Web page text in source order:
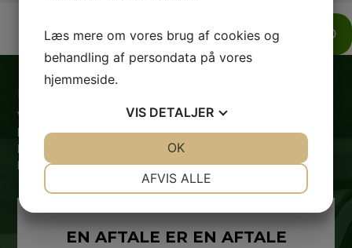
SEND
Vi ved, gennem salg af mere end 5000 biler, at der findes
lige så mange forskellige mennesker, som der findes
biler. Det er derfor vigtigt for os, at du får lige netop den
bil, der matcher dig og dine behov allerbedst.
EN AFTALE ER EN AFTALE
Læs mere om vores brug af cookies og
behandling af persondata på vores
hjemmeside.
VIS DETALJER
AFVIS ALLE
OK